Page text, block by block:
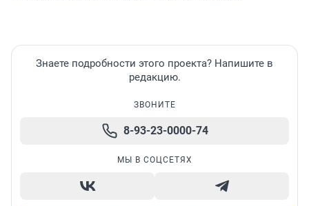
Знаете подробности этого проекта? Напишите в
редакцию.
ЗВОНИТЕ
8-93-23-0000-74
МЫ В СОЦСЕТЯХ